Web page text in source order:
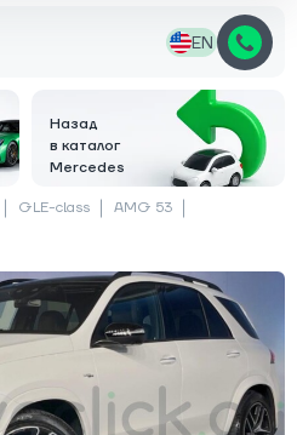
EN
Назад
в каталог
Mercedes
GLE-class
AMG 53